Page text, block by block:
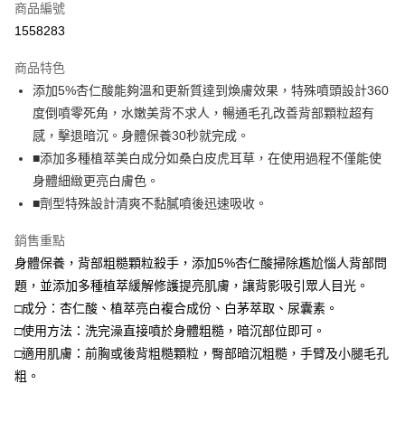
超商取貨付款
Apple Pay
街口支付
悠遊付
Google Pay
【大哥付你分期使用說明】
1.本服務由台灣大哥大提供，台灣大哥大用戶可立即使用無須另外申請。
2.付款方式選擇「大哥付你分期」，訂單成立後會自動跳轉到大哥付的交易
流程，驗證手機門號後，選擇欲分期的期數、繳款截止日，確認付款後即完
成交易。
3.實際核准額度、可分期數及費用金額請依後續交易確認頁面所載為準。
AFTEE先享後付
相關說明
【關於「AFTEE先享後付」】
AFTEE先享後付是「在收到商品之後才付款」的支付方式。 讓您購物簡單
便利好安心！
商品編號
1558283
商品特色
添加5%杏仁酸能夠溫和更新質達到煥膚效果，特殊噴頭設計360
度倒噴零死角，水嫩美背不求人，暢通毛孔改善背部顆粒超有
感，擊退暗沉。身體保養30秒就完成。
■添加多種植萃美白成分如桑白皮虎耳草，在使用過程不僅能使
身體細緻更亮白膚色。
■劑型特殊設計清爽不黏膩噴後迅速吸收。
銷售重點
身體保養，背部粗糙顆粒殺手，添加5%杏仁酸掃除尷尬惱人背部問
題，並添加多種植萃緩解修護提亮肌膚，讓背影吸引眾人目光。
□成分：杏仁酸、植萃亮白複合成份、白茅萃取、尿囊素。
□使用方法：洗完澡直接噴於身體粗糙，暗沉部位即可。
□適用肌膚：前胸或後背粗糙顆粒，臀部暗沉粗糙，手臂及小腿毛孔
粗。